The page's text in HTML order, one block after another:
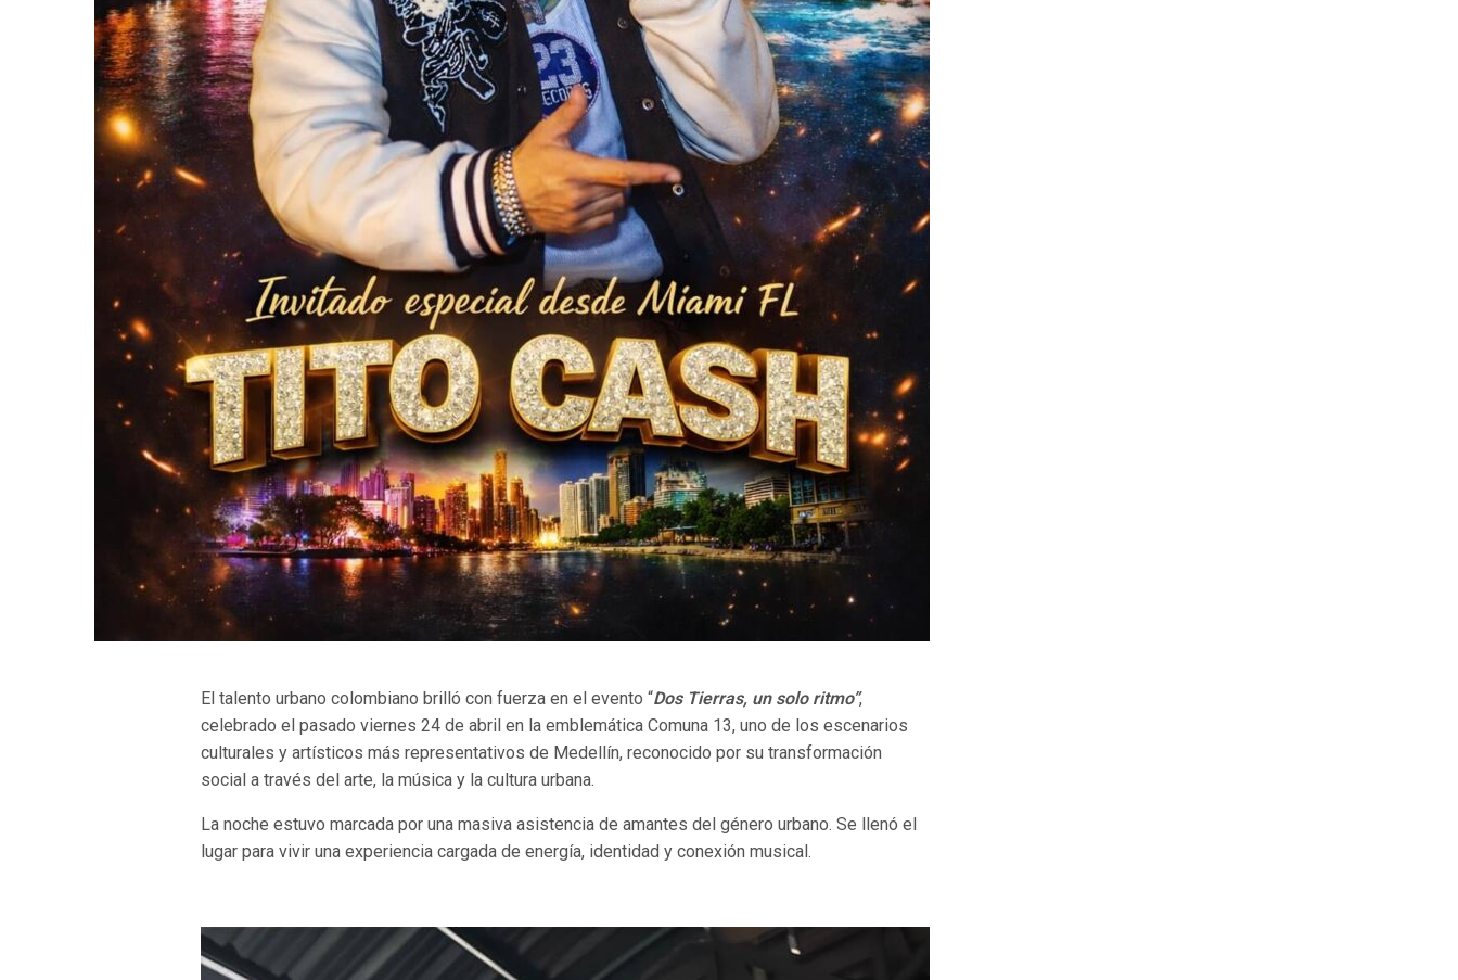
El talento urbano colombiano brilló con fuerza en el evento “Dos Tierras, un solo ritmo”,
celebrado el pasado viernes 24 de abril en la emblemática Comuna 13, uno de los escenarios
culturales y artísticos más representativos de Medellín, reconocido por su transformación
social a través del arte, la música y la cultura urbana.
La noche estuvo marcada por una masiva asistencia de amantes del género urbano. Se llenó el
lugar para vivir una experiencia cargada de energía, identidad y conexión musical.